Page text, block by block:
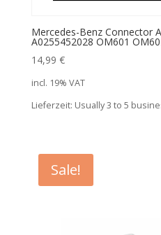
Mercedes-Benz Connector
A0255452028 OM601
14,99 €
incl. 19% VAT
Lieferzeit: Usually 3 to 5
Sale!